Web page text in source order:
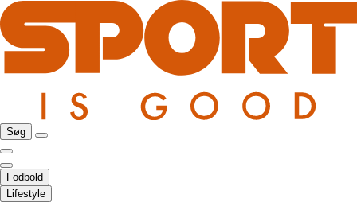
Søg
Fodbold
Lifestyle